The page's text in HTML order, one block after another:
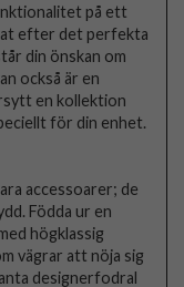
på ett
efter det perfekta
din önskan om
också är en
en kollektion
för din enhet.
accessoarer; de
Födda ur en
högklassig
vägrar att nöja sig
designerfodral